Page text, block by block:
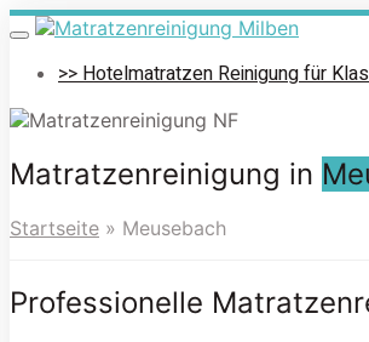
Skip
to
main
Toggle
navigation>> Hotelmatratzen Reinigung für
Matratzenreinigung in
Startseite » Meusebach
Professionelle